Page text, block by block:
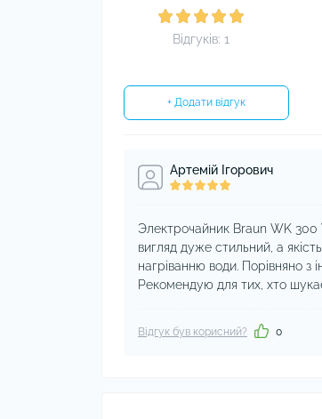
Відгуків: 1
+ Додати відгук
Артемій Ігорович
Электрочайник Braun WK 300
вигляд дуже стильний, а
нагріванню води. Порівняно з
Рекомендую для тих, хто
Відгук був корисний? 0